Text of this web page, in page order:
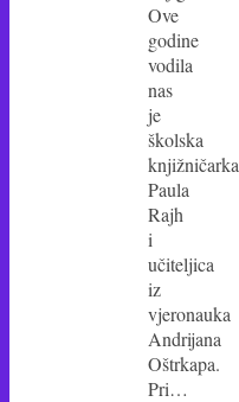
Ove
godine
vodila
nas
je
školska
knjižničarka
Paula
Rajh
i
učiteljica
iz
vjeronauka
Andrijana
Oštrkapa.
Pri…